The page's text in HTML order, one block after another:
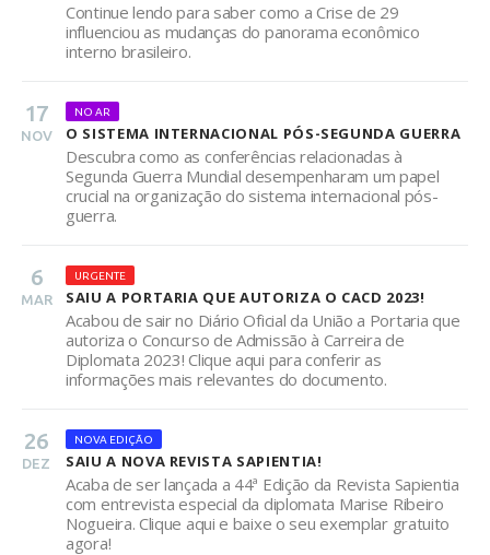
Continue lendo para saber como a Crise de 29
influenciou as mudanças do panorama econômico
interno brasileiro.
17
NOV
NO AR
O SISTEMA INTERNACIONAL PÓS-SEGUNDA GUERRA
Descubra como as conferências relacionadas à
Segunda Guerra Mundial desempenharam um papel
crucial na organização do sistema internacional pós-
guerra.
6
MAR
URGENTE
SAIU A PORTARIA QUE AUTORIZA O CACD 2023!
Acabou de sair no Diário Oficial da União a Portaria que
autoriza o Concurso de Admissão à Carreira de
Diplomata 2023! Clique aqui para conferir as
informações mais relevantes do documento.
26
DEZ
NOVA EDIÇÃO
SAIU A NOVA REVISTA SAPIENTIA!
Acaba de ser lançada a 44ª Edição da Revista Sapientia
com entrevista especial da diplomata Marise Ribeiro
Nogueira. Clique aqui e baixe o seu exemplar gratuito
agora!